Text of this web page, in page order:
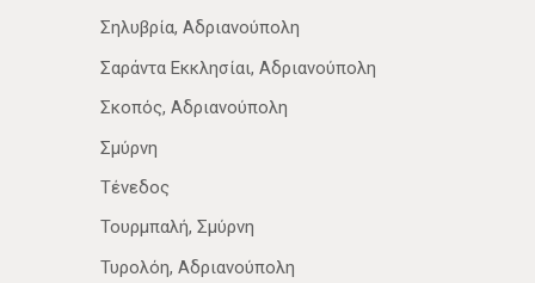
Σηλυβρία, Αδριανούπολη
Σαράντα Εκκλησίαι, Αδριανούπολη
Σκοπός, Αδριανούπολη
Σμύρνη
Τένεδος
Τουρμπαλή, Σμύρνη
Τυρολόη, Αδριανούπολη